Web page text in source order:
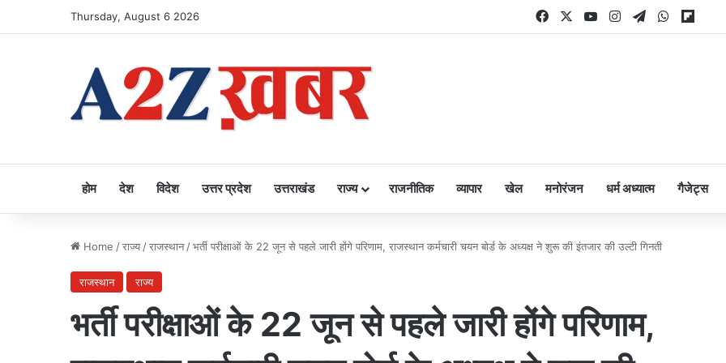
Thursday, August 6 2026 FacebookYouTubeInstagram
TelegramWhatsApp
होम देश विदेश उत्तर प्रदेश उत्तराखंड राज्य राजनीतिक व्यापार खेल मनोरंजन धर्म अध्यात्म गैजेट्स
Home /राज्य /राजस्थान /भर्ती परीक्षाओं के 22 जून से पहले जारी होंगे परिणाम, राजस्थान कर्मचारी चयन बोर्ड के अध्यक्ष ने शुरू की इंतजार की उल्टी गिनती
राजस्थान राज्य
भर्ती परीक्षाओं के 22 जून से पहले जारी होंगे परिणाम,